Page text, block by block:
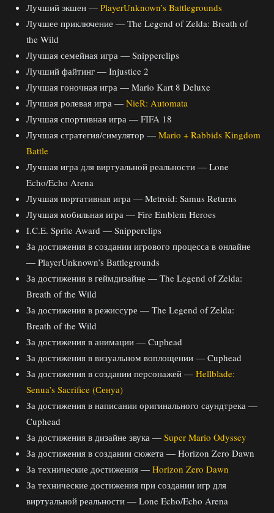
Лучший экшен — PlayerUnknown’s Battlegrounds
Лучшее приключение — The Legend of Zelda: Breath of
the Wild
Лучшая семейная игра — Snipperclips
Лучший файтинг — Injustice 2
Лучшая гоночная игра — Mario Kart 8 Deluxe
Лучшая ролевая игра — NieR: Automata
Лучшая спортивная игра — FIFA 18
Лучшая стратегия/симулятор — Mario + Rabbids Kingdom
Battle
Лучшая игра для виртуальной реальности — Lone
Echo/Echo Arena
Лучшая портативная игра — Metroid: Samus Returns
Лучшая мобильная игра — Fire Emblem Heroes
I.C.E. Sprite Award — Snipperclips
За достижения в создании игрового процесса в онлайне
— PlayerUnknown’s Battlegrounds
За достижения в геймдизайне — The Legend of Zelda:
Breath of the Wild
За достижения в режиссуре — The Legend of Zelda:
Breath of the Wild
За достижения в анимации — Cuphead
За достижения в визуальном воплощении — Cuphead
За достижения в создании персонажей — Hellblade:
Senua’s Sacrifice (Сенуа)
За достижения в написании оригинального саундтрека —
Cuphead
За достижения в дизайне звука — Super Mario Odyssey
За достижения в создании сюжета — Horizon Zero Dawn
За технические достижения — Horizon Zero Dawn
За технические достижения при создании игр для
виртуальной реальности — Lone Echo/Echo Arena